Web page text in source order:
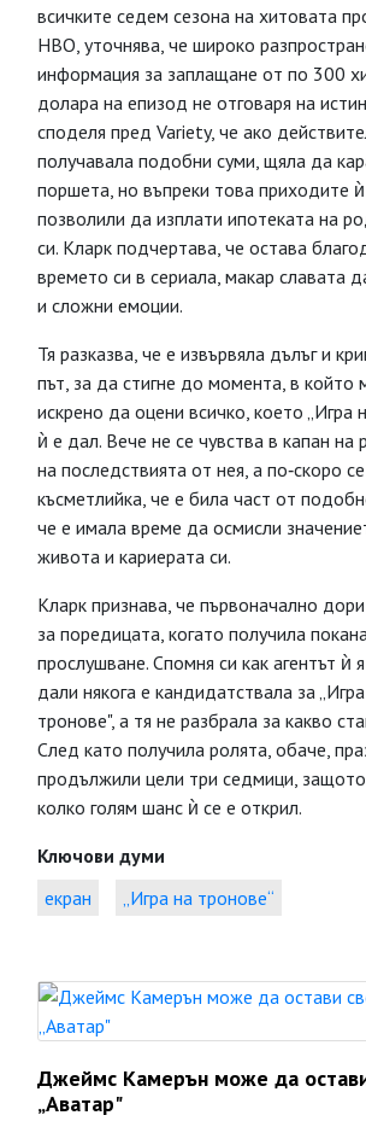
всичките седем сезона на хитовата
HBO, уточнява, че широко
информация за заплащане от по 300
долара на епизод не отговаря на
споделя пред Variety, че ако
получавала подобни суми, щяла да
поршета, но въпреки това приходите
позволили да изплати ипотеката на
си. Кларк подчертава, че остава
времето си в сериала, макар славата
и сложни емоции.
Тя разказва, че е извървяла дълъг и
път, за да стигне до момента, в който
искрено да оцени всичко, което „Игра
ѝ е дал. Вече не се чувства в капан на
на последствията от нея, а по‑скоро
късметлийка, че е била част от
че е имала време да осмисли
живота и кариерата си.
Кларк признава, че първоначално
за поредицата, когато получила
прослушване. Спомня си как агентът ѝ
дали някога е кандидатствала за
тронове", а тя не разбрала за какво
След като получила ролята, обаче,
продължили цели три седмици,
колко голям шанс ѝ се е открил.
Ключови думи
екран
„Игра на тронове“
Джеймс Камерън може да
„Аватар"